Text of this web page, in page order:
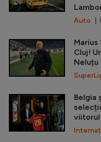
Auto |
Marius
Cluj!
Neluțu
Belgia
viitorul